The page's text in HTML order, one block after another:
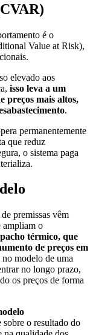
é o
Value at Risk),
elevado aos
isso leva a um
preços mais altos,
.
permanentemente
que reduz
o sistema paga
premissas vêm
ampliam o
térmico, que
de preços em
modelo de uma
no longo prazo,
os preços de forma
sobre o resultado do